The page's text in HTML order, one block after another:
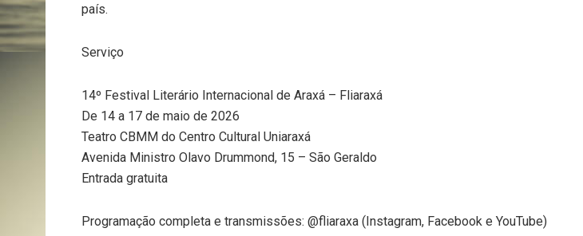
país.
Serviço
14º Festival Literário Internacional de Araxá – Fliaraxá
De 14 a 17 de maio de 2026
Teatro CBMM do Centro Cultural Uniaraxá
Avenida Ministro Olavo Drummond, 15 – São Geraldo
Entrada gratuita
Programação completa e transmissões: @fliaraxa (Instagram, Facebook e YouTube)